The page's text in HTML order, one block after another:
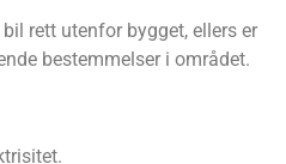
rett uten­for byg­get, ellers er
bestem­mel­ser i området.